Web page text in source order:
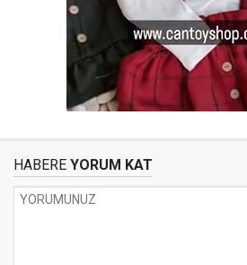
HABERE YORUM KAT